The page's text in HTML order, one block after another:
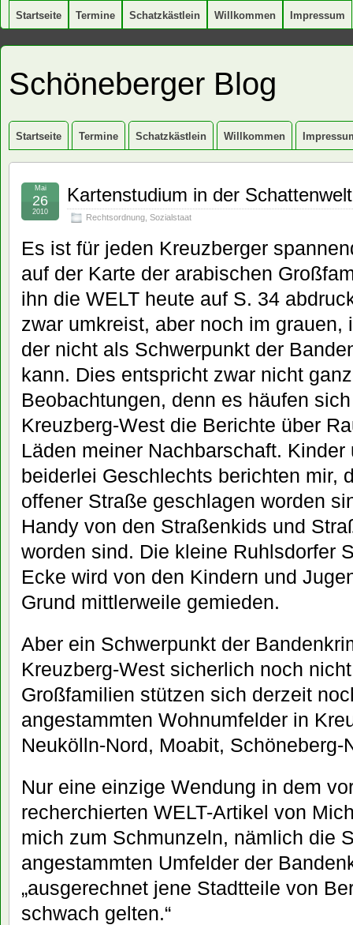
Startseite Termine Schatzkästlein Willkommen Impressum
Schöneberger Blog
Startseite Termine Schatzkästlein Willkommen
Kartenstudium in der Schattenwelt
Rechtsordnung Sozialstaat
Mai
26
2010
Es ist für jeden Kreuzberger
auf der Karte der arabischen
ihn die WELT heute auf S. 34
zwar umkreist, aber noch im grauen,
der nicht als Schwerpunkt der
kann. Dies entspricht zwar nicht
Beobachtungen, denn es häufen
Kreuzberg-West die Berichte über
Läden meiner Nachbarschaft.
beiderlei Geschlechts berichten mir,
offener Straße geschlagen worden
Handy von den Straßenkids und
worden sind. Die kleine Ruhlsdorfer
Ecke wird von den Kindern und
Grund mittlerweile gemieden.
Aber ein Schwerpunkt der
Kreuzberg-West sicherlich noch
Großfamilien stützen sich derzeit
angestammten Wohnumfelder in
Neukölln-Nord, Moabit, Schöneberg-
Nur eine einzige Wendung in dem
recherchierten WELT-Artikel von
mich zum Schmunzeln, nämlich die
angestammten Umfelder der
„ausgerechnet jene Stadtteile von
schwach gelten.“